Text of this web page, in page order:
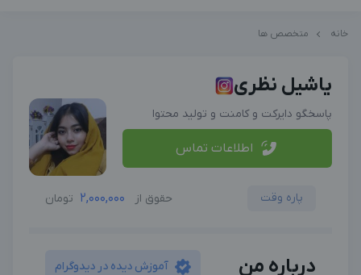
خانه متخصص ها
یاشیل نظری
پاسخگو دایرکت و کامنت و تولید محتوا
اطلاعات تماس
پاره وقت حقوق از 2,000,000 تومان
درباره من آموزش دیده در دیدوگرام